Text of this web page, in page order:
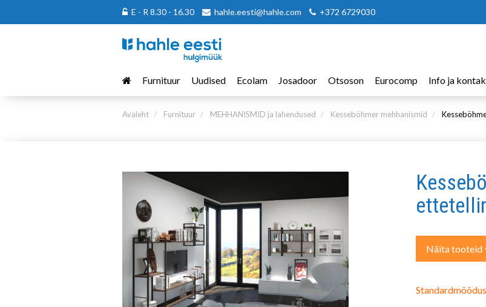
E - R 8.30 - 16.30 hahle.eesti@hahle.com +372 6729030
Furnituur Uudised Ecolam Josadoor Otsoson Eurocomp Info ja
Avaleht Furnituur MEHHANISMID ja lahendused Kesseböhmer mehhanismid
Näita tooteid